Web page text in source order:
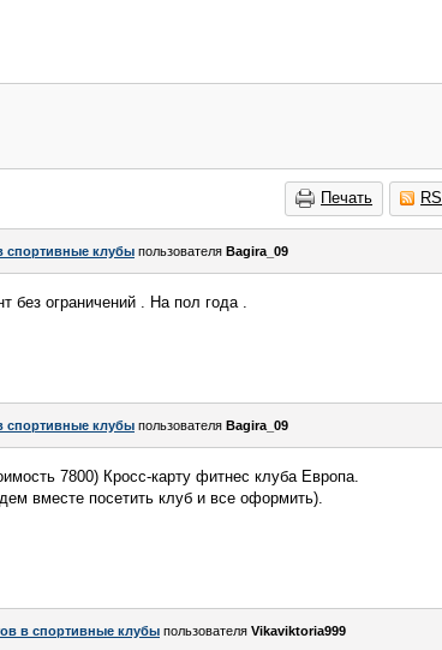
Печать
спортивные клубы пользователя Bagira_09
без ограничений . На пол года .
спортивные клубы пользователя Bagira_09
7800) Кросс-карту фитнес клуба Европа.
вместе посетить клуб и все оформить).
в спортивные клубы пользователя Vikaviktoria999